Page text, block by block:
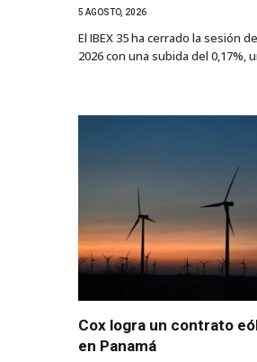
5 AGOSTO, 2026
El IBEX 35 ha cerrado la sesión
2026 con una subida del 0,17%,
Cox logra un contrato
en Panamá